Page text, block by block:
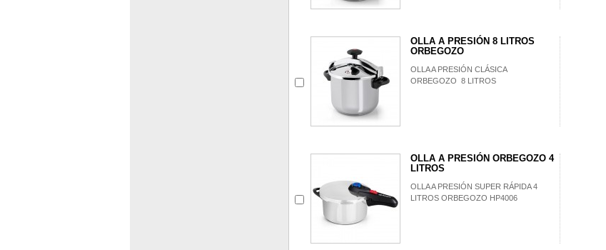
OLLA A PRESIÓN 8 LITROS
ORBEGOZO
OLLA A PRESIÓN CLÁSICA
ORBEGOZO 8 LITROS
OLLA A PRESIÓN ORBEGOZO 4
LITROS
OLLA A PRESIÓN SUPER RÁPIDA 4
LITROS ORBEGOZO HP4006